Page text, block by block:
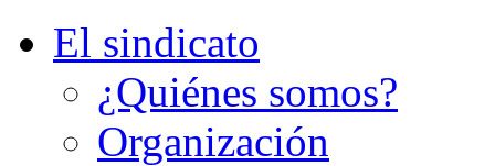
El sindicato
¿Quiénes somos?
Organización